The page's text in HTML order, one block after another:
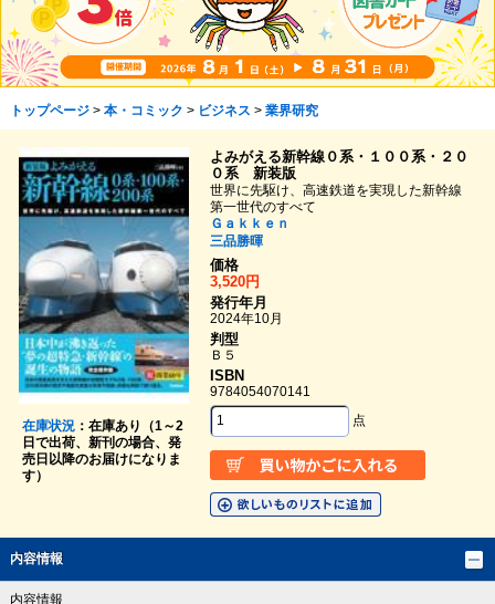
トップページ> 本・コミック > ビジネス > 業界研究
在庫状況：在庫あり（1～2
日で出荷、新刊の場合、発
売日以降のお届けになりま
す）
よみがえる新幹線０系・１００系・２０
０系 新装版
世界に先駆け、高速鉄道を実現した新幹線
第一世代のすべて
Ｇａｋｋｅｎ
三品勝暉
価格
3,520円
発行年月
2024年10月
判型
Ｂ５
ISBN
9784054070141
点
内容情報
内容情報